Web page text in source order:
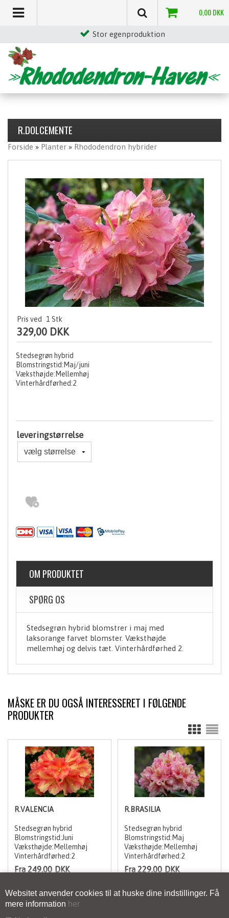
Websitet anvender cookies til at huske dine indstillinger. Få
mere information her
Stor egenproduktion
0,00DKK
R.DOLCEMENTE
Forside » Planter » Rhododendron hybrider
Pris ved 1 Stk
329,00 DKK
Stedsegrøn hybrid
Blomstringstid:Maj/juni
Væksthøjde:Mellemhøj
Vinterhårdførhed:2
leveringstørrelse
OM PRODUKTET
SPØRG OS
Stedsegrøn hybrid blomstrer i maj med
laksorange farvet blomster. Væksthøjde
mellemhøj og delvis tæt. Vinterhårdførhed 2.
MÅSKE ER DU OGSÅ INTERESSERET I FØLGENDE
PRODUKTER
R.VALENCIA
Stedsegrøn hybrid
Blomstringstid:Juni
Væksthøjde:Mellemhøj
Vinterhårdførhed:2
Fra 249,00 DKK
R.BRASILIA
Stedsegrøn hybrid
Blomstringstid:Maj
Væksthøjde:Mellemhøj
Vinterhårdførhed:2
Fra 229,00 DKK